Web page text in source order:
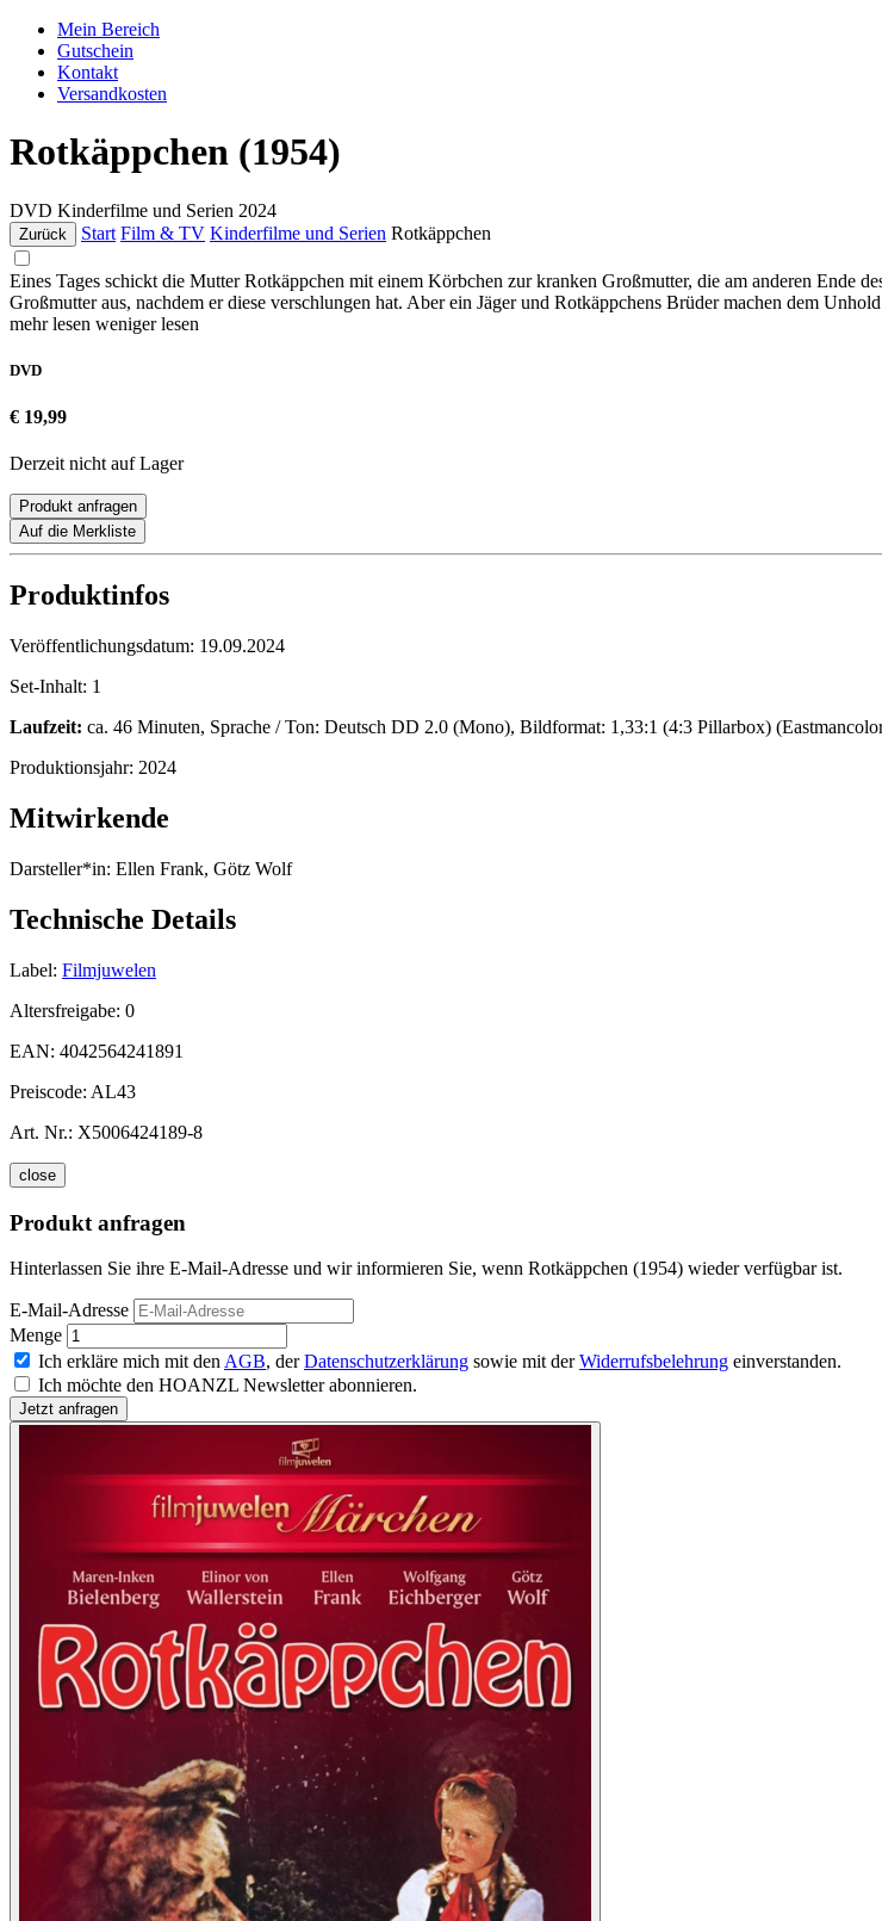
Mein Bereich
Gutschein
Kontakt
Versandkosten
Rotkäppchen (1954)
DVD Kinderfilme und Serien 2024
Zurück Start Film & TV Kinderfilme und Serien Rotkäppchen
Eines Tages schickt die Mutter Rotkäppchen mit einem Körbchen zur kranken Großmutter, die am anderen Ende
Großmutter aus, nachdem er diese verschlungen hat. Aber ein Jäger und Rotkäppchens Brüder machen dem
mehr lesen weniger lesen
DVD
€ 19,99
Derzeit nicht auf Lager
Produkt anfragen
Auf die Merkliste
Produktinfos
Veröffentlichungsdatum: 19.09.2024
Set-Inhalt: 1
Laufzeit: ca. 46 Minuten, Sprache / Ton: Deutsch DD 2.0 (Mono), Bildformat: 1,33:1 (4:3 Pillarbox)
Produktionsjahr: 2024
Mitwirkende
Darsteller*in: Ellen Frank, Götz Wolf
Technische Details
Label: Filmjuwelen
Altersfreigabe: 0
EAN: 4042564241891
Preiscode: AL43
Art. Nr.: X5006424189-8
close
Produkt anfragen
Hinterlassen Sie ihre E-Mail-Adresse und wir informieren Sie, wenn Rotkäppchen (1954) wieder verfügbar ist.
E-Mail-Adresse
Menge
Ich erkläre mich mit den AGB, derDatenschutzerklärung sowie mit derWiderrufsbelehrung einverstanden.
Ich möchte den HOANZL Newsletter abonnieren.